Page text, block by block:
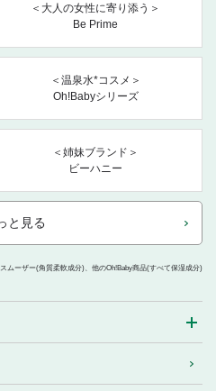
＜大人の女性に寄り添う＞
Be Prime
＜温泉水*コスメ＞
Oh!Babyシリーズ
＜姉妹ブランド＞
ビーハニー
と見る
ムーザー(角質柔軟成分)、他のOh!Baby商品(すべて保湿成分)